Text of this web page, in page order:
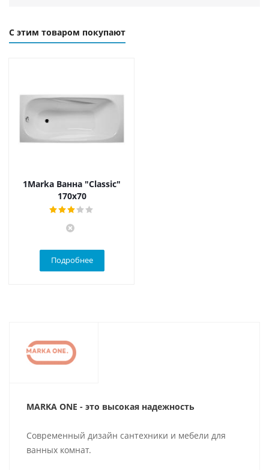
С этим товаром покупают
1Marka Ванна "Classic"
170x70
Подробнее
MARKA ONE - это высокая надежность
Современный дизайн сантехники и мебели для
ванных комнат.